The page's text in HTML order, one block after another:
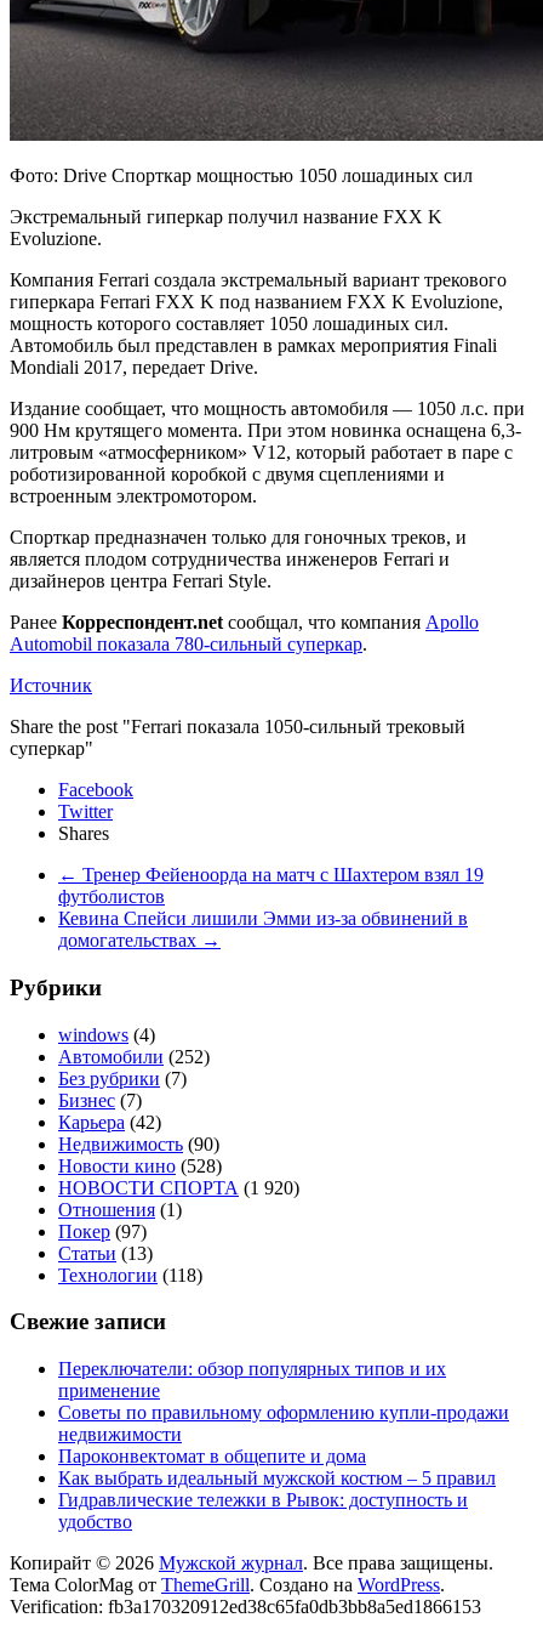
Фото: Drive Спорткар мощностью 1050 лошадиных сил
Экстремальный гиперкар получил название FXX K
Evoluzione.
Компания Ferrari создала экстремальный вариант трекового
гиперкара Ferrari FXX K под названием FXX K Evoluzione,
мощность которого составляет 1050 лошадиных сил.
Автомобиль был представлен в рамках мероприятия Finali
Mondiali 2017, передает Drive.
Издание сообщает, что мощность автомобиля — 1050 л.с. при
900 Нм крутящего момента. При этом новинка оснащена 6,3-
литровым «атмосферником» V12, который работает в паре с
роботизированной коробкой с двумя сцеплениями и
встроенным электромотором.
Спорткар предназначен только для гоночных треков, и
является плодом сотрудничества инженеров Ferrari и
дизайнеров центра Ferrari Style.
Ранее Корреспондент.net сообщал, что компания Apollo
Automobil показала 780-сильный суперкар.
Источник
Share the post "Ferrari показала 1050-сильный трековый
суперкар"
Facebook
Twitter
Shares
← Тренер Фейеноорда на матч с Шахтером взял 19
футболистов
Кевина Спейси лишили Эмми из-за обвинений в
домогательствах →
Рубрики
windows (4)
Автомобили (252)
Без рубрики (7)
Бизнес (7)
Карьера (42)
Недвижимость (90)
Новости кино (528)
НОВОСТИ СПОРТА (1 920)
Отношения (1)
Покер (97)
Статьи (13)
Технологии (118)
Свежие записи
Переключатели: обзор популярных типов и их
применение
Советы по правильному оформлению купли-продажи
недвижимости
Пароконвектомат в общепите и дома
Как выбрать идеальный мужской костюм – 5 правил
Гидравлические тележки в Рывок: доступность и
удобство
Копирайт © 2026 Мужской журнал. Все права защищены.
Тема ColorMag от ThemeGrill. Создано на WordPress.
Verification: fb3a170320912ed38c65fa0db3bb8a5ed1866153